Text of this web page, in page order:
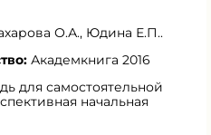
О.А., Юдина Е.П..
Академкнига 2016
для самостоятельной
начальная